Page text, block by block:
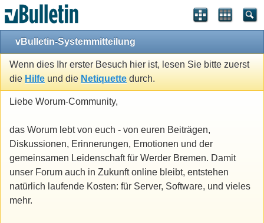
vBulletin-Systemmitteilung
Wenn dies Ihr erster Besuch hier ist, lesen Sie bitte zuerst
die Hilfe und die Netiquette durch.
Liebe Worum-Community,
das Worum lebt von euch - von euren Beiträgen,
Diskussionen, Erinnerungen, Emotionen und der
gemeinsamen Leidenschaft für Werder Bremen. Damit
unser Forum auch in Zukunft online bleibt, entstehen
natürlich laufende Kosten: für Server, Software, und vieles
mehr.